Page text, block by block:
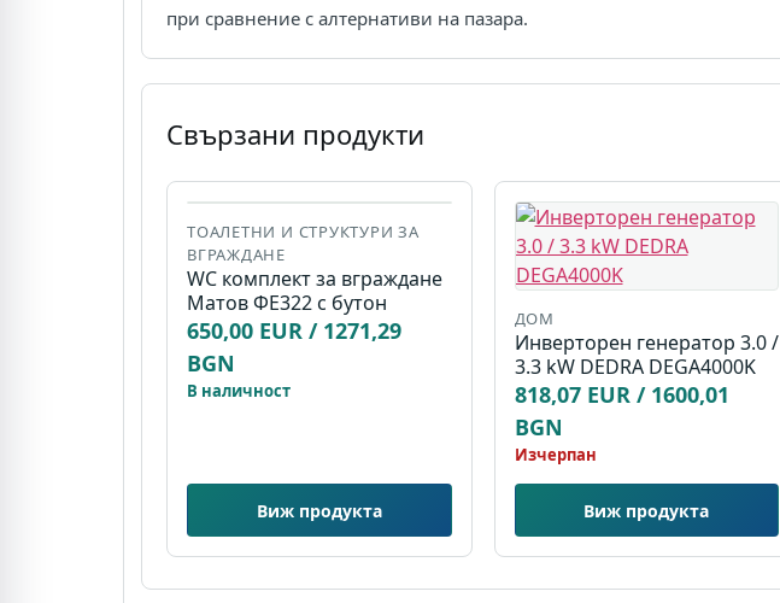
при сравнение с алтернативи на пазара.
Свързани продукти
ТОАЛЕТНИ И СТРУКТУРИ ЗА
ВГРАЖДАНЕ
WC комплект за вграждане
Матов ФЕ322 с бутон
650,00 EUR / 1271,29
BGN
В наличност
Виж продукта
ДОМ
Инверторен генератор 3.0 /
3.3 kW DEDRA DEGA4000K
818,07 EUR / 1600,01
BGN
Изчерпан
Виж продукта